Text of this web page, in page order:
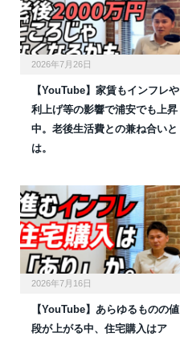
2026年7月26日
【YouTube】家賃もインフレや
利上げ等の影響で浦安でも上昇
中。老後生活費との兼ね合いと
は。
2026年7月16日
【YouTube】あらゆるものの値
段が上がる中、住宅購入はア